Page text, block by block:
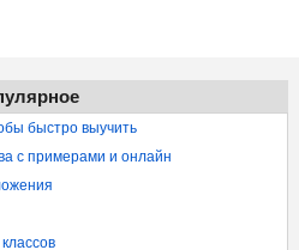
быстро выучить
с примерами и онлайн